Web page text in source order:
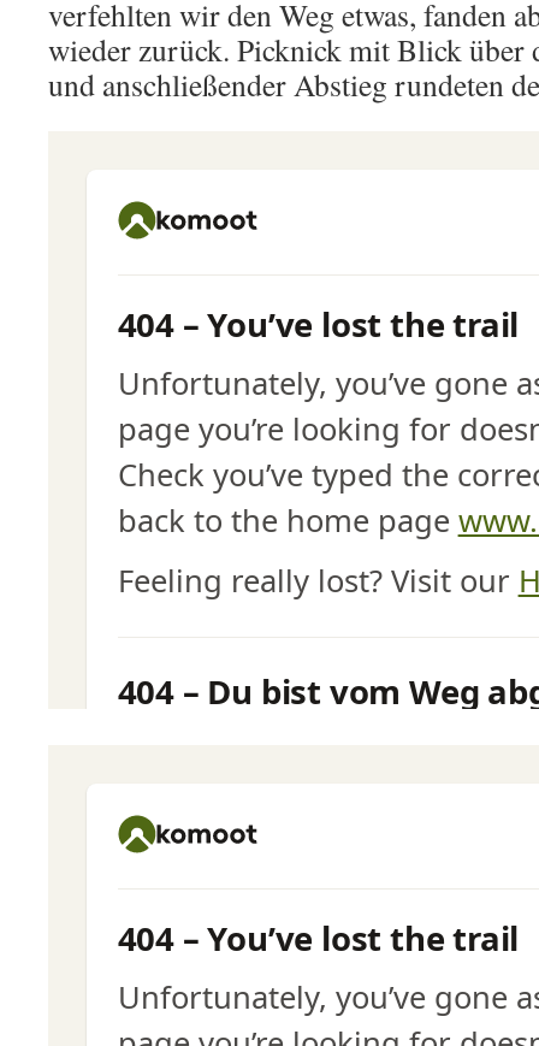
verfehlten wir den Weg etwas, fanden
wieder zurück. Picknick mit Blick über
und anschließender Abstieg rundeten